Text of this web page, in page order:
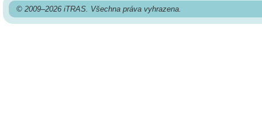
© 2009–2026 iTRAS. Všechna práva vyhrazena.